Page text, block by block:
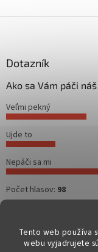
Tento web používa
webu vyjadrujete
Dotazník
Ako sa Vám páči
Veľmi pekný
Ujde to
Nepáči sa mi
Počet hlasov: 98